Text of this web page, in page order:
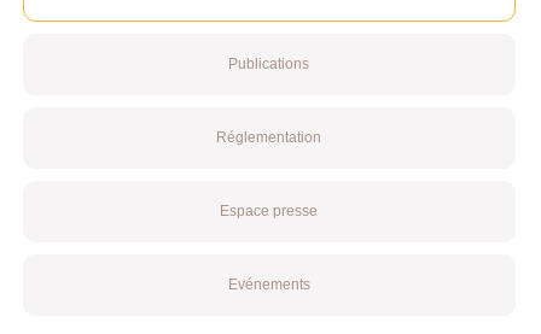
Publications
Réglementation
Espace presse
Evénements